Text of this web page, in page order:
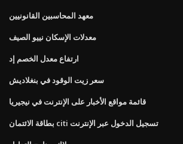
معهد المحاسبين القانونيين
معدلات الإسكان نييو الصيف
ارتفاع معدل الخصم إد
سعر زيت الوقود في بنغلاديش
قائمة مواقع الأخبار على الإنترنت في نيجيريا
بطاقة الائتمان citi تسجيل الدخول عبر الإنترنت